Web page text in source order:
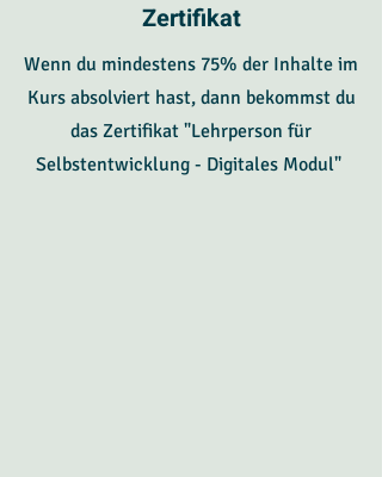
Zertifikat
Wenn du mindestens 75% der Inhalte im
Kurs absolviert hast, dann bekommst du
das Zertifikat "Lehrperson für
Selbstentwicklung - Digitales Modul"